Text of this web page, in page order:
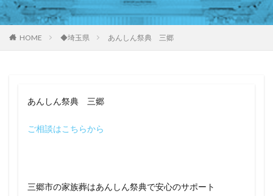
HOME ◆埼玉県 あんしん祭典 三郷
あんしん祭典 三郷
ご相談はこちらから
三郷市の家族葬はあんしん祭典で安心のサポート